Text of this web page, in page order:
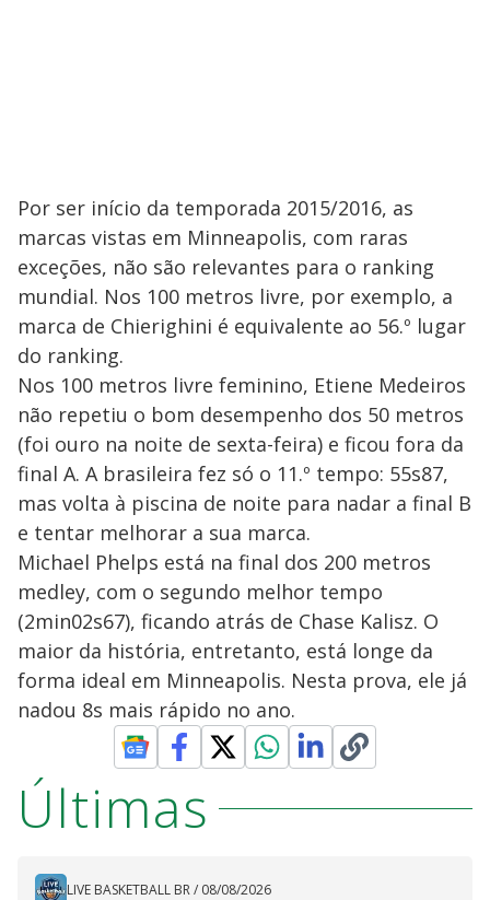
Por ser início da temporada 2015/2016, as
marcas vistas em Minneapolis, com raras
exceções, não são relevantes para o ranking
mundial. Nos 100 metros livre, por exemplo, a
marca de Chierighini é equivalente ao 56.º lugar
do ranking.
Nos 100 metros livre feminino, Etiene Medeiros
não repetiu o bom desempenho dos 50 metros
(foi ouro na noite de sexta-feira) e ficou fora da
final A. A brasileira fez só o 11.º tempo: 55s87,
mas volta à piscina de noite para nadar a final B
e tentar melhorar a sua marca.
Michael Phelps está na final dos 200 metros
medley, com o segundo melhor tempo
(2min02s67), ficando atrás de Chase Kalisz. O
maior da história, entretanto, está longe da
forma ideal em Minneapolis. Nesta prova, ele já
nadou 8s mais rápido no ano.
Últimas
LIVE BASKETBALL BR/ 08/08/2026